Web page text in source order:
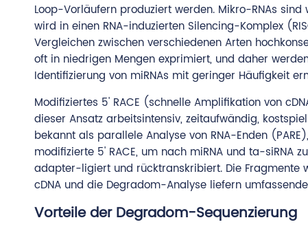
Loop-Vorläufern produziert werden. Mikro-RNAs
wird in einen RNA-induzierten Silencing-Komplex
Vergleichen zwischen verschiedenen Arten
oft in niedrigen Mengen exprimiert, und daher
Identifizierung von miRNAs mit geringer Häufigkeit
Modifiziertes 5' RACE (schnelle Amplifikation von
dieser Ansatz arbeitsintensiv, zeitaufwändig,
bekannt als parallele Analyse von RNA-Enden
modifizierte 5' RACE, um nach miRNA und ta-siRNA
adapter-ligiert und rücktranskribiert. Die Fragmente
cDNA und die Degradom-Analyse liefern
Vorteile der Degradom-Sequenzierung